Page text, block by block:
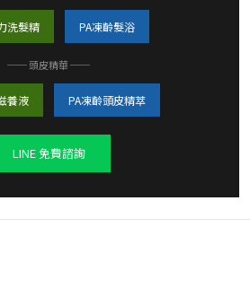
洗髮精 PA凍齡髮浴
── 頭皮精華 ──
養液 PA凍齡頭皮精萃
LINE 免費諮詢